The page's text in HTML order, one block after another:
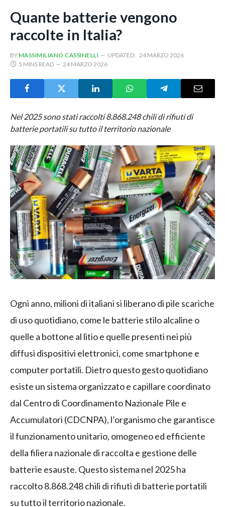
Quante batterie vengono
raccolte in Italia?
BYMASSIMILIANO CASSINELLI UPDATED: 24 MARZO 2026
5 MINS READ
24 MARZO 2026
Nel 2025 sono stati raccolti 8.868.248 chili di rifiuti di
batterie portatili su tutto il territorio nazionale
Ogni anno, milioni di italiani si liberano di pile scariche
di uso quotidiano, come le batterie stilo alcaline o
quelle a bottone al litio e quelle presenti nei più
diffusi dispositivi elettronici, come smartphone e
computer portatili. Dietro questo gesto quotidiano
esiste un sistema organizzato e capillare coordinato
dal Centro di Coordinamento Nazionale Pile e
Accumulatori (CDCNPA), l’organismo che garantisce
il funzionamento unitario, omogeneo ed efficiente
della filiera nazionale di raccolta e gestione delle
batterie esauste. Questo sistema nel 2025 ha
raccolto 8.868.248 chili di rifiuti di batterie portatili
su tutto il territorio nazionale.